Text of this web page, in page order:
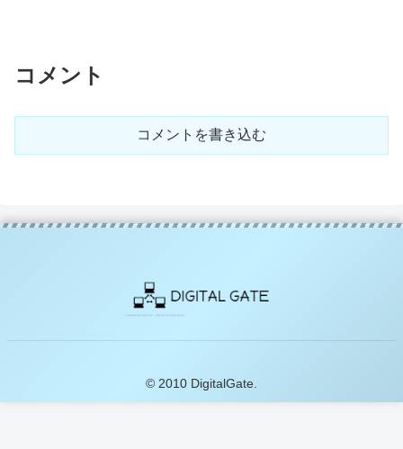
コメント
コメントを書き込む
© 2010 DigitalGate.